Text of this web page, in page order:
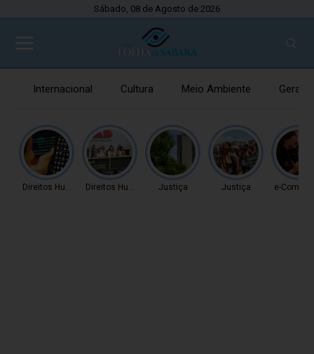
Sábado, 08 de Agosto de 2026
Internacional Cultura Meio Ambiente Gerais
Direitos HumanosDireitos Humanos Justiça Justiça e-